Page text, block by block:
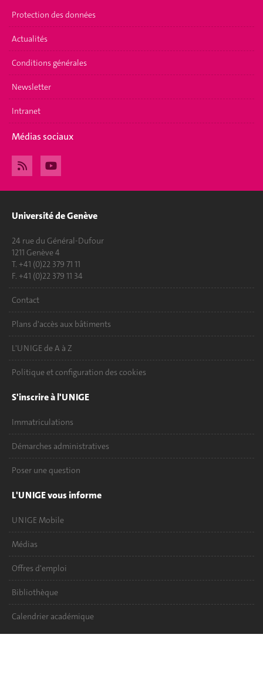
Protection des données
Actualités
Conditions générales
Newsletter
Intranet
Médias sociaux
Université de Genève
24 rue du Général-Dufour
1211 Genève 4
T. +41 (0)22 379 71 11
F. +41 (0)22 379 11 34
Contact
Plans d'accès aux bâtiments
L'UNIGE de A à Z
Politique et configuration des cookies
S'inscrire à l'UNIGE
Immatriculations
Démarches administratives
Poser une question
L'UNIGE vous informe
UNIGE Mobile
Médias
Offres d'emploi
Bibliothèque
Calendrier académique